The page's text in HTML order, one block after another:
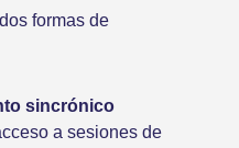
formas de
sincrónico
a sesiones de